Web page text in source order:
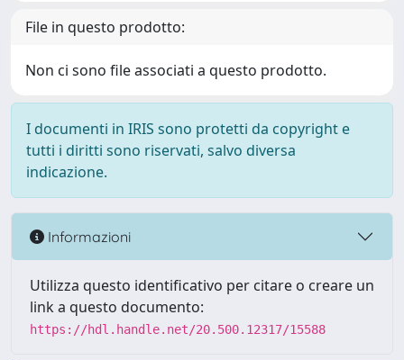
File in questo prodotto:
Non ci sono file associati a questo prodotto.
I documenti in IRIS sono protetti da copyright e
tutti i diritti sono riservati, salvo diversa
indicazione.
Informazioni
Utilizza questo identificativo per citare o creare un
link a questo documento:
https://hdl.handle.net/20.500.12317/15588